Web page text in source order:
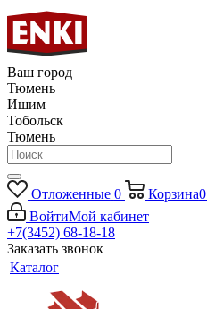
Ваш город
Тюмень
Ишим
Тобольск
Тюмень
Отложенные 0 Корзина0
ВойтиМой кабинет
+7(3452) 68-18-18
Заказать звонок
Каталог